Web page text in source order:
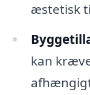
æstetisk
kan